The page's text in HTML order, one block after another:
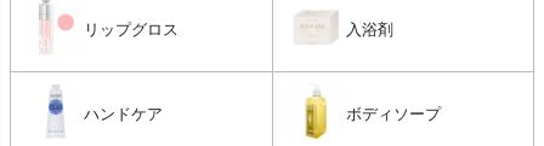
リップグロス 入浴剤
ハンドケア ボディソープ